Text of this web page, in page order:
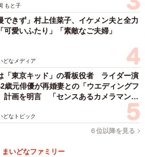
が寄せられた今回の投稿。
チャンネル「非日常のアクアリウ
る。ご興味ある方は、ぜひチェック
もと子
できず」村上佳菜子、イケメン夫と全力
可愛いふたり」「素敵なご夫婦」
どなメディア
「東京キッド」の看板役者 ライダー演
歳元俳優が再婚妻との「ウエディングフ
計画を明言 「センスあるカメラマン求
どなトピック
６位以降を見る
まいどなファミリー